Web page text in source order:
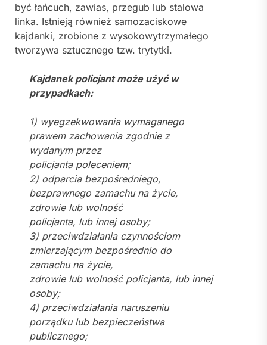
być łańcuch, zawias, przegub lub stalowa
linka. Istnieją również samozaciskowe
kajdanki, zrobione z wysokowytrzymałego
tworzywa sztucznego tzw. trytytki.
Kajdanek policjant może użyć w
przypadkach:
1) wyegzekwowania wymaganego
prawem zachowania zgodnie z
wydanym przez
policjanta poleceniem;
2) odparcia bezpośredniego,
bezprawnego zamachu na życie,
zdrowie lub wolność
policjanta, lub innej osoby;
3) przeciwdziałania czynnościom
zmierzającym bezpośrednio do
zamachu na życie,
zdrowie lub wolność policjanta, lub innej
osoby;
4) przeciwdziałania naruszeniu
porządku lub bezpieczeństwa
publicznego;